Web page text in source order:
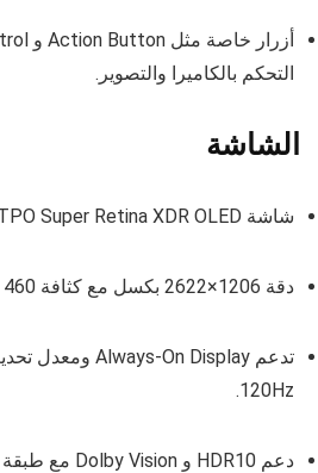
التحكم بالكاميرا والتصوير.
الشاشة
شاشة LTPO Super Retina XDR OLED بحجم 6.3 بوصة.
دقة 1206×2622 بكسل مع كثافة 460 بكسل لكل إنش.
120Hz.